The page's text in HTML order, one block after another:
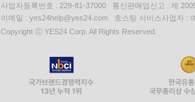
사업자등록번호 : 229-81-37000 통신판매업신고 : 제
이메일 : yes24help@yes24.com 호스팅 서비스사업자 :
Copyright ⓒ YES24 Corp. All Rights Reserved.